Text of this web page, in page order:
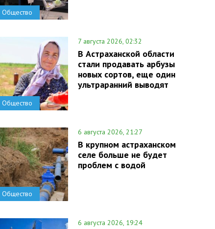
Общество
Общество
7 августа 2026, 02:32
В Астраханской области
стали продавать арбузы
новых сортов, еще один
ультраранний выводят
Общество
6 августа 2026, 21:27
В крупном астраханском
селе больше не будет
проблем с водой
6 августа 2026, 19:24